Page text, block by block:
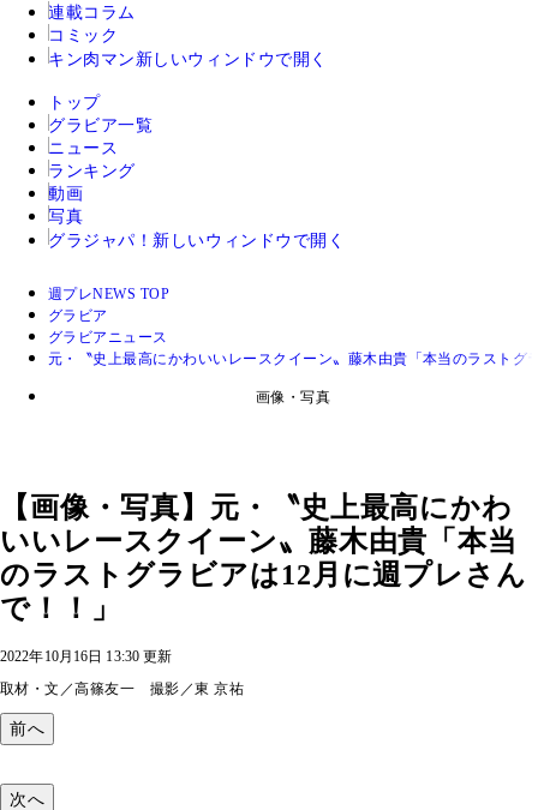
連載コラム
コミック
キン肉マン 新しいウィンドウで開く
トップ
グラビア一覧
ニュース
ランキング
動画
写真
グラジャパ！ 新しいウィンドウで開く
週プレNEWS TOP
グラビア
グラビアニュース
元・〝史上最高にかわいいレースクイーン〟藤木由貴「本当のラストグ
画像・写真
【画像・写真】元・〝史上最高にかわ
いいレースクイーン〟藤木由貴「本当
のラストグラビアは12月に週プレさん
で！！」
2022年10月16日 13:30 更新
取材・文／高篠友一 撮影／東 京祐
前へ
次へ